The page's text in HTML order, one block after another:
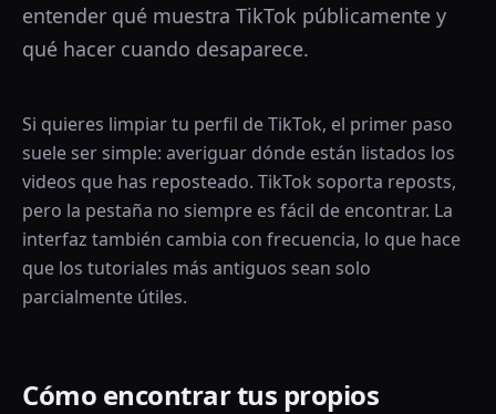
entender qué muestra TikTok públicamente y
qué hacer cuando desaparece.
Si quieres limpiar tu perfil de TikTok, el primer paso
suele ser simple: averiguar dónde están listados los
videos que has reposteado. TikTok soporta reposts,
pero la pestaña no siempre es fácil de encontrar. La
interfaz también cambia con frecuencia, lo que hace
que los tutoriales más antiguos sean solo
parcialmente útiles.
Cómo encontrar tus propios